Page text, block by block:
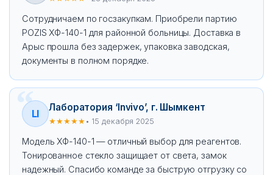
Сотрудничаем по госзакупкам. Приобрели партию
POZIS ХФ-140-1 для районной больницы. Доставка в
Арыс прошла без задержек, упаковка заводская,
документы в полном порядке.
LI
Лаборатория ‘Invivo’, г. Шымкент
★★★★★ • 15 декабря 2025
Модель ХФ-140-1 — отличный выбор для реагентов.
Тонированное стекло защищает от света, замок
надежный. Спасибо команде за быструю отгрузку со